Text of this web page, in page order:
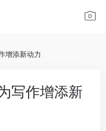
增添新动力
写作增添新